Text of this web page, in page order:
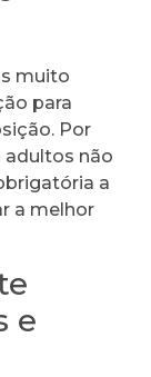
muito
para
Por
adultos não
a
a melhor
e